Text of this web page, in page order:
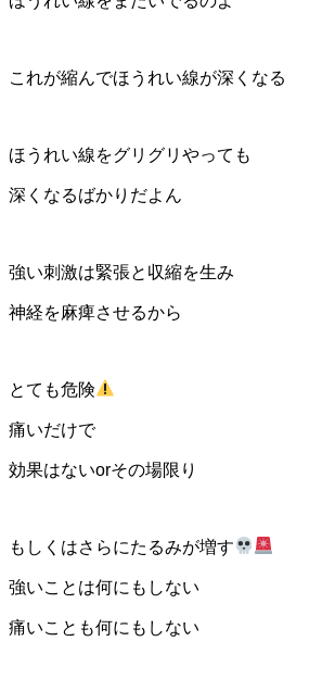
これが縮んでほうれい線が深くなる
ほうれい線をグリグリやっても
深くなるばかりだよん
強い刺激は緊張と収縮を生み
神経を麻痺させるから
とても危険
痛いだけで
効果はないorその場限り
もしくはさらにたるみが増す
強いことは何にもしない
痛いことも何にもしない